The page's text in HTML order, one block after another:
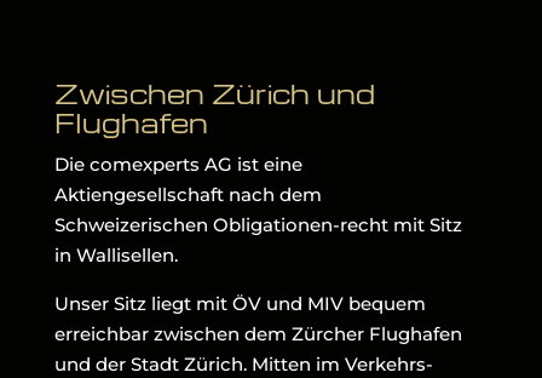
Zwischen Zürich und
Flughafen
Die comexperts AG ist eine
Aktiengesellschaft nach dem
Schweizerischen Obligationen-recht mit Sitz
in Wallisellen.
Unser Sitz liegt mit ÖV und MIV bequem
erreichbar zwischen dem Zürcher Flughafen
und der Stadt Zürich. Mitten im Verkehrs-